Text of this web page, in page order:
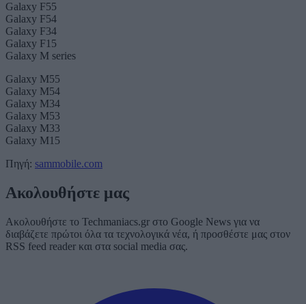
Galaxy F55
Galaxy F54
Galaxy F34
Galaxy F15
Galaxy M series
Galaxy M55
Galaxy M54
Galaxy M34
Galaxy M53
Galaxy M33
Galaxy M15
Πηγή: sammobile.com
Ακολουθήστε μας
Ακολουθήστε το Techmaniacs.gr στο Google News για να
διαβάζετε πρώτοι όλα τα τεχνολογικά νέα, ή προσθέστε μας στον
RSS feed reader και στα social media σας.